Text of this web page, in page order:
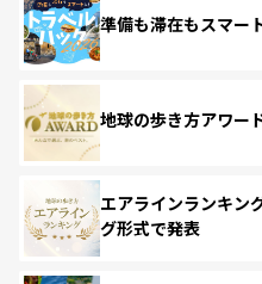
準備も滞在もスマ
地球の歩き方アワー
エアラインランキ
グ形式で発表